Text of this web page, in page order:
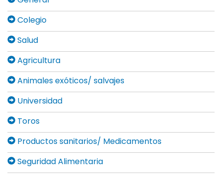
Colegio
Salud
Agricultura
Animales exóticos/ salvajes
Universidad
Toros
Productos sanitarios/ Medicamentos
Seguridad Alimentaria